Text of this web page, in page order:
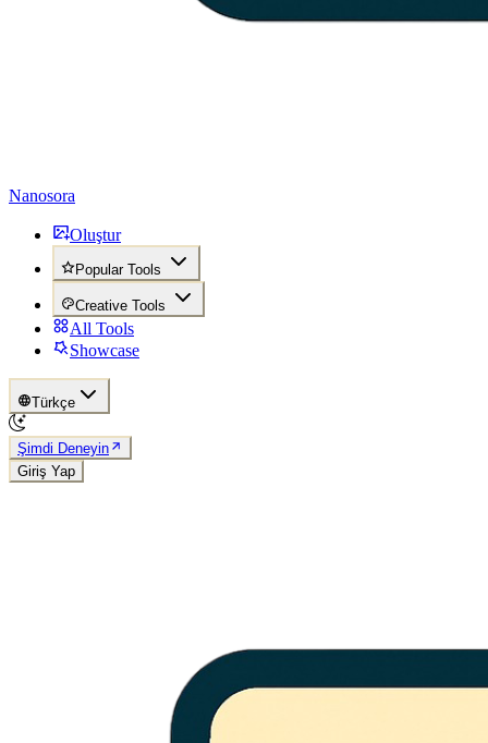
Nanosora
Oluştur
Popular Tools
Creative Tools
All Tools
Showcase
Türkçe
Şimdi Deneyin
Giriş Yap